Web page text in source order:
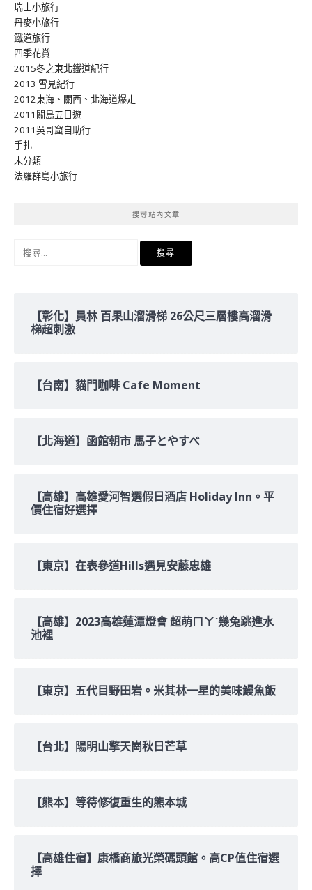
瑞士小旅行
丹麥小旅行
鐵道旅行
四季花賞
2015冬之東北鐵道紀行
2013 雪見紀行
2012東海、關西、北海道爆走
2011關島五日遊
2011吳哥窟自助行
手扎
未分類
法羅群島小旅行
搜尋站內文章
【彰化】員林 百果山溜滑梯 26公尺三層樓高溜滑
梯超刺激
【台南】貓門咖啡 Cafe Moment
【北海道】函館朝市 馬子とやすべ
【高雄】高雄愛河智選假日酒店 Holiday Inn。平
價住宿好選擇
【東京】在表參道Hills遇見安藤忠雄
【高雄】2023高雄蓮潭燈會 超萌ㄇㄚˊ幾兔跳進水
池裡
【東京】五代目野田岩。米其林一星的美味鰻魚飯
【台北】陽明山擎天崗秋日芒草
【熊本】等待修復重生的熊本城
【高雄住宿】康橋商旅光榮碼頭館。高CP值住宿選
擇